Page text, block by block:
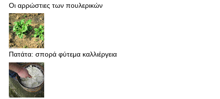
Οι αρρώστιες των πουλερικών
Πατάτα: σπορά φύτεμα καλλιέργεια